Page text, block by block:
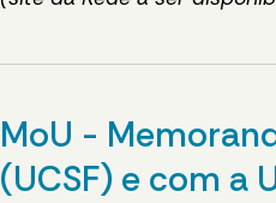
MoU -
(UCSF) e com a